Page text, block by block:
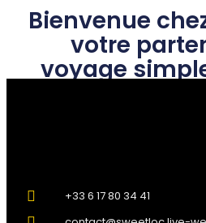
Bienvenue
votre
voyage
+33 6 17 80 34 41